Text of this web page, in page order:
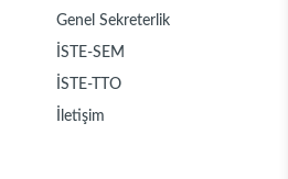
Genel Sekreterlik
İSTE-SEM
İSTE-TTO
İletişim